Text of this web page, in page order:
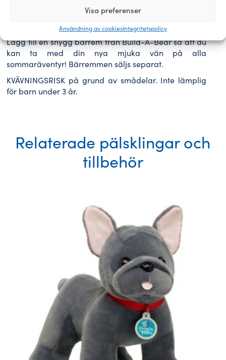
Visa preferenser
Användning av cookiesIntegritetspolicy
Skapa din egen Slushie Plushie hos Build-A-Bear!
Lägg till en snygg bärrem från Build-A-Bear så att du
kan ta med din nya mjuka vän på alla
sommaräventyr! Bärremmen säljs separat.
KVÄVNINGSRISK på grund av smådelar. Inte lämplig
för barn under 3 år.
Relaterade pälsklingar och
tillbehör